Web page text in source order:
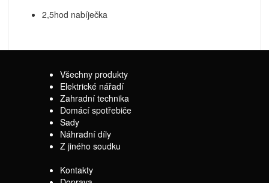
2,5hod nabíječka
Všechny produkty
Elektrické nářadí
Zahradní technika
Domácí spotřebiče
Sady
Náhradní díly
Z jiného soudku
Kontakty